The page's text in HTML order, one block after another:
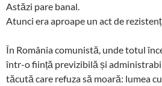
Astăzi pare banal.
Atunci era aproape un act de
În România comunistă, unde totul
într-o ființă previzibilă și
tăcută care refuza să moară: lumea